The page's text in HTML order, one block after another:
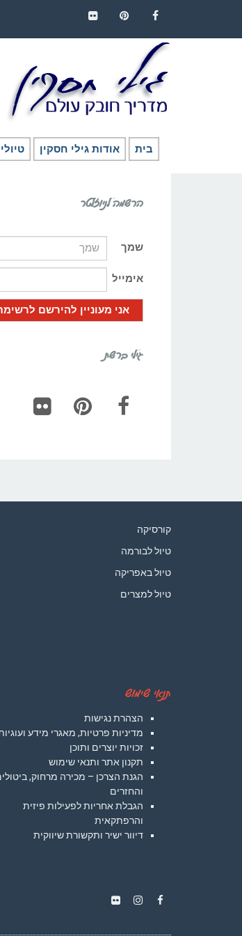
בית אודות גילי חסקין
הרשמה לניוזלטר
שמך
אימייל
גילי ברשת
קורסיקה
טיול לבורמה
טיול באפריקה
טיול למצרים
תנאי שימוש
הצהרת נגישות
מדיניות פרטיות, מאגרי מידע
זכויות יוצרים ותוכן
תקנון אתר ותנאי שימוש
הגנת הצרכן – מכירה מרחוק,
והחזרים
הגבלת אחריות לפעילות פיזית
והרפתקאית
דיוור ישיר ותקשורת שיווקית